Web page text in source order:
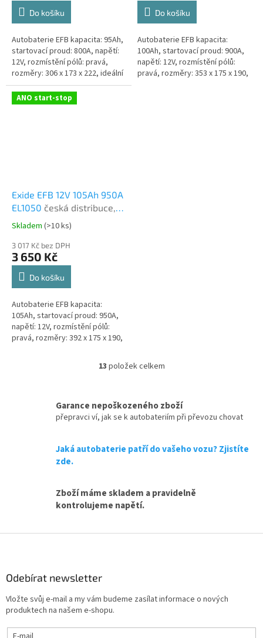
Do košíku
Autobaterie EFB kapacita: 95Ah,
startovací proud: 800A, napětí:
12V, rozmístění pólů: pravá,
rozměry: 306 x 173 x 222, ideální
řešení pro vozidla se systémem
Start-Stop nebo se...
Do košíku
Autobaterie EFB kapacita:
100Ah, startovací proud: 900A,
napětí: 12V, rozmístění pólů:
pravá, rozměry: 353 x 175 x 190,
ANO start-stop
Exide EFB 12V 105Ah 950A
EL1050 česká distribuce,
připravena k použití +
výkup staré autobaterie
při doručení nové
(nepovinné)
Průměrné
produktu
je
5,0
hvězdiček.
Skladem (>10 ks)
3 017 Kč bez DPH
3 650 Kč
Do košíku
Autobaterie EFB kapacita:
105Ah, startovací proud: 950A,
napětí: 12V, rozmístění pólů:
pravá, rozměry: 392 x 175 x 190,
systémem Start-Stop nebo se...
O
á
d
í
k
y
13 položek celkem
Garance nepoškozeného zboží
přepravci ví, jak se k autobateriím při převozu chovat
Jaká autobaterie patří do vašeho vozu? Zjistíte
zde.
Zboží máme skladem a pravidelně
kontrolujeme napětí.
Odebírat newsletter
Vložte svůj e-mail a my vám budeme zasílat informace o nových
produktech na našem e-shopu.